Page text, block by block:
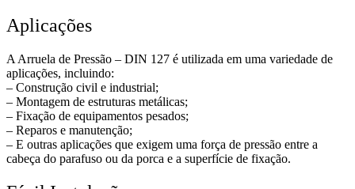
Aplicações
A Arruela de Pressão – DIN 127 é utilizada em uma variedade de
aplicações, incluindo:
– Construção civil e industrial;
– Montagem de estruturas metálicas;
– Fixação de equipamentos pesados;
– Reparos e manutenção;
– E outras aplicações que exigem uma força de pressão entre a
cabeça do parafuso ou da porca e a superfície de fixação.